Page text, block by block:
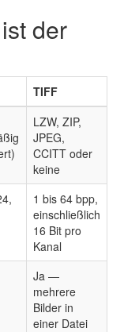
der
TIFF
LZW, ZIP,
JPEG,
CCITT oder
keine
1 bis 64 bpp,
einschließlich
16 Bit pro
Kanal
Ja —
mehrere
Bilder in
einer Datei